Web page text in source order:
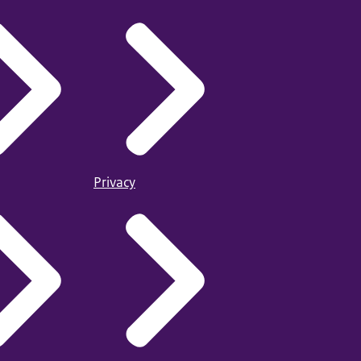
Privacy